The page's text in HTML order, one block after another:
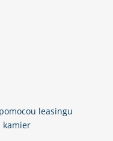
leasingu
kamier